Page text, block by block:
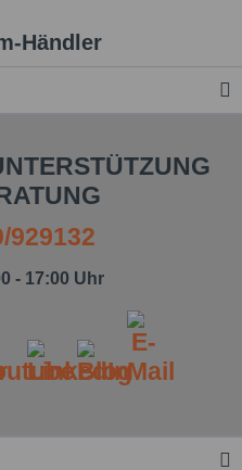
zur Kenntnis
Händler
929132
- 17:00 Uhr